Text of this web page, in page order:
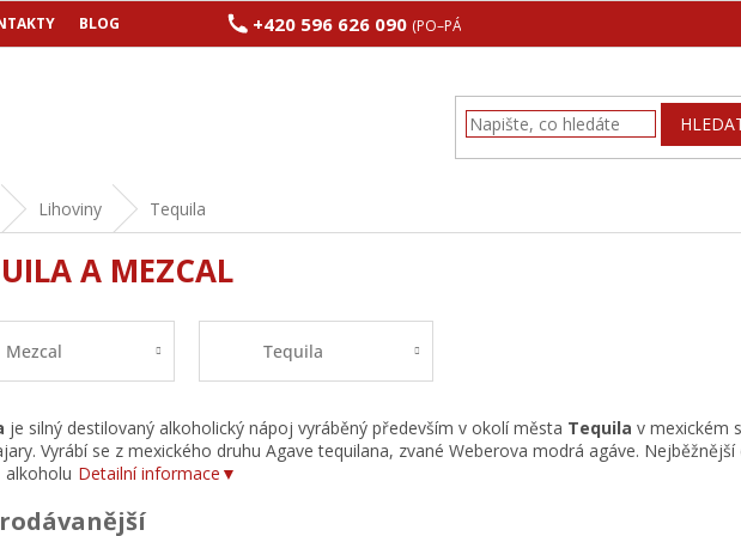
BLOG +420 596 626 090 (PO–PÁ 8:00–17:00)
Lihoviny Tequila
A MEZCAL
Mezcal Tequila
je silný destilovaný alkoholický nápoj vyráběný především v okolí města Tequila v mexickém
Vyrábí se z mexického druhu Agave tequilana, zvané Weberova modrá agáve. Nejběžnější
alkoholu Detailní informace▼